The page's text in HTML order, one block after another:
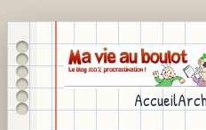
Accueil